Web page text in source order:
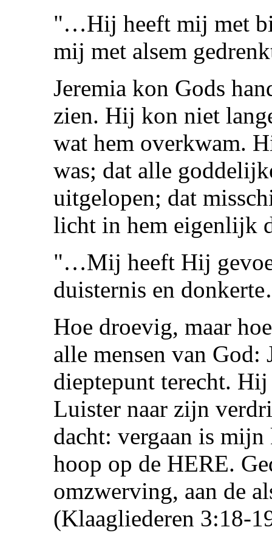
"…Hij heeft mij met
mij met alsem
Jeremia kon Gods
zien. Hij kon niet
wat hem overkwam.
was; dat alle
uitgelopen; dat
licht in hem eigenlijk
"…Mij heeft Hij
duisternis en
Hoe droevig, maar
alle mensen van
dieptepunt terecht.
Luister naar zijn
dacht: vergaan is
hoop op de HERE.
omzwerving, aan de
(Klaagliederen 3:18-